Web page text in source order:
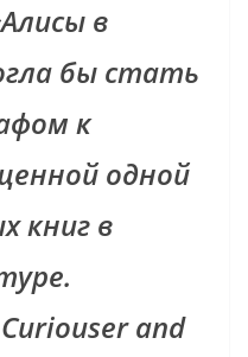
в
бы стать
к
одной
книг в
and